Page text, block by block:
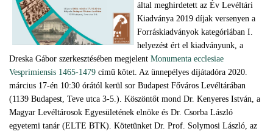
által meghirdetett az Év Levéltári
Kiadványa 2019 díjak versenyen a
Forráskiadványok kategóriában I.
helyezést ért el kiadványunk, a
Dreska Gábor szerkesztésében megjelent Monumenta ecclesiae
Vesprimiensis 1465-1479 című kötet. Az ünnepélyes díjátadóra 2020.
március 17-én 10:30 órától kerül sor Budapest Főváros Levéltárában
(1139 Budapest, Teve utca 3-5.). Köszöntőt mond Dr. Kenyeres István, a
Magyar Levéltárosok Egyesületének elnöke és Dr. Csorba László
egyetemi tanár (ELTE BTK). Kötetünket Dr. Prof. Solymosi László, az